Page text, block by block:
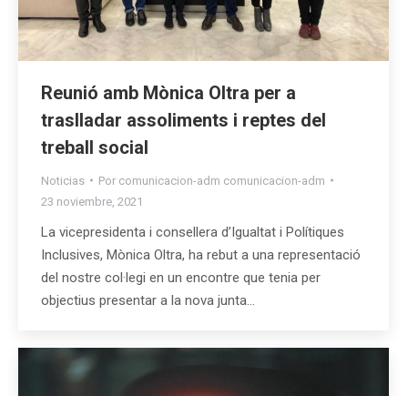
Reunió amb Mònica Oltra per a
traslladar assoliments i reptes del
treball social
Noticias Por comunicacion-adm comunicacion-adm
23 noviembre, 2021
La vicepresidenta i consellera d’Igualtat i Polítiques
Inclusives, Mònica Oltra, ha rebut a una representació
del nostre col·legi en un encontre que tenia per
objectius presentar a la nova junta…